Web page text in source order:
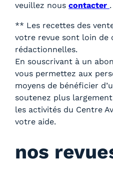
veuillez nous contacter .
** Les recettes des
votre revue sont loin de
rédactionnelles.
En souscrivant à un
vous permettez aux
moyens de bénéficier
soutenez plus
les activités du Centre
votre aide.
nos